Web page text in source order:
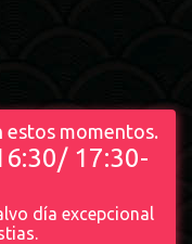
estos momentos.
17:30-
día excepcional